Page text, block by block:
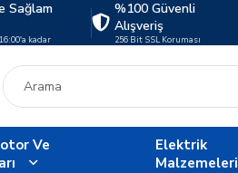
Sağlam
kadar
%100 Güvenli
Alışveriş
256 Bit SSL Koruması
Ve
Elektrik
Malzemeleri